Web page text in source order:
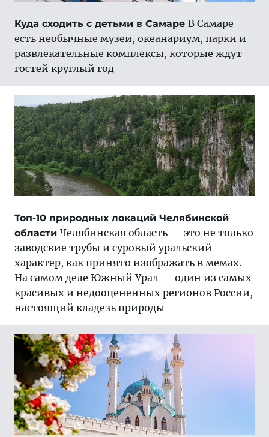
Куда сходить с детьми в Самаре В Самаре
есть необычные музеи, океанариум, парки и
развлекательные комплексы, которые ждут
гостей круглый год
Топ-10 природных локаций Челябинской
области Челябинская область — это не только
заводские трубы и суровый уральский
характер, как принято изображать в мемах.
На самом деле Южный Урал — один из самых
красивых и недооцененных регионов России,
настоящий кладезь природы